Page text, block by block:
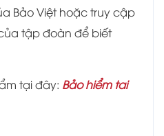
Bảo Việt hoặc truy cập
tập đoàn để biết
tại đây: Bảo hiểm tai